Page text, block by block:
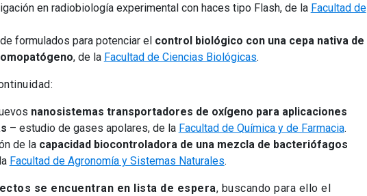
en radiobiología experimental con haces tipo Flash, de la Facultad de
formulados para potenciar el control biológico con una cepa nativa de
, de la Facultad de Ciencias Biológicas.
nanosistemas transportadores de oxígeno para aplicaciones
– estudio de gases apolares, de la Facultad de Química y de Farmacia.
de la capacidad biocontroladora de una mezcla de bacteriófagos
Facultad de Agronomía y Sistemas Naturales.
se encuentran en lista de espera, buscando para ello el